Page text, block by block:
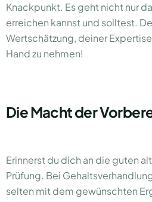
Knackpunkt. Es geht nicht nur
erreichen kannst und solltest.
Wertschätzung, deiner
Hand zu nehmen!
Die Macht der
Erinnerst du dich an die guten
Prüfung. Bei
selten mit dem gewünschten